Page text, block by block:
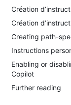
Création
Création
Creating path-
Instructions
Enabling or
Copilot
Further reading